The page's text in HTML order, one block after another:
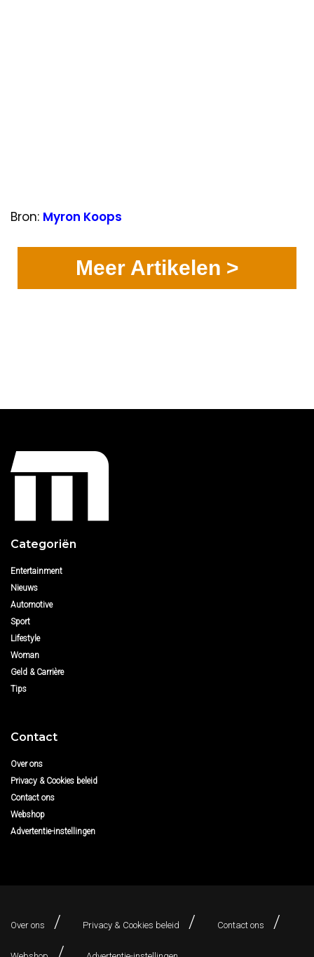
Bron: Myron Koops
Meer Artikelen >
Categoriën
Entertainment
Nieuws
Automotive
Sport
Lifestyle
Woman
Geld & Carrière
Tips
Contact
Over ons
Privacy & Cookies beleid
Contact ons
Webshop
Advertentie-instellingen
Over ons Privacy & Cookies beleid Contact ons